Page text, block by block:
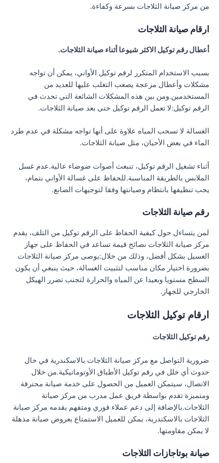
من مركز صيانة الثلاجات بسرعة وكفاءة.
ارقام صيانة الثلاجات
أعطال رقم توكيل الاكثر شيوعا أثناء صيانة الثلاجات.
بسبب الاستخدام المتكرر لرقم توكيل الأواني، يمكن أن تواجه
مشكلات وأعطال مزعجة يصعب التغلب عليها للعديد من
المستخدمين.ومن بين هذه المشكلات الشائعة التي تحدث في
الرقم توكيل:لا تعمل الرقم توكيل حتى بعد صيانة الثلاجات.
الغسالة لا تسحب المياه علاوة على أنها تواجه مشكلة في عدم طرد
الماء في بعض الأحيان، مثل صيانة الثلاجات.
أثناء تشغيل الرقم توكيل، تنبعث أصوات ضوضاء عالية.عدم غسل
الملابس بالطريقة المناسبة.للحفاظ على غسالة الأواني بتمام،
يجب تنظيفها بانتظام وصيانتها وفقا لتوجيهات الصانع.
رقم صيانة الثلاجات
لمن يتساءل حول كيفية الحفاظ على الرقم توكيل من التلف، يقدم
مركز صيانة الثلاجات نصائح قيمة تساعد في الحفاظ على جهاز
الغسيل بشكل أفضل، وذلك من خلال:يوصى مركز صيانة الثلاجات
بضرورة اختيار مكان مناسب لتثبيت الغسالة، حيث ينبغي أن يكون
السطح مستويا وبعيدا عن المياه والحرارة لتجنب تضرر الهيكل
الخارجي للجهاز.
ارقام توكيل الثلاجات
رقم توكيل الثلاجات
ضرورية التواصل مع مركز صيانة الثلاجات بالاسكندرية في حال
حدوث أي خلل في رقم توكيل الأطباق الأوتوماتيكية.من خلال
الاتصال، سيتمكن العميل من الحصول على خدمة صيانة محترفة
ومتميزة تقدم بواسطة فريق عمل مدرب من مركز صيانة
الثلاجات.بالإضافة إلى دعم عملاء فوري ومتفهم يقدمه مركز صيانة
الثلاجات بالاسكندرية، يمكن للعميل الاستمتاع بعروض صيانة مذهلة
لا يمكن مقاومتها.
صيانة بوتاجازات الثلاجات